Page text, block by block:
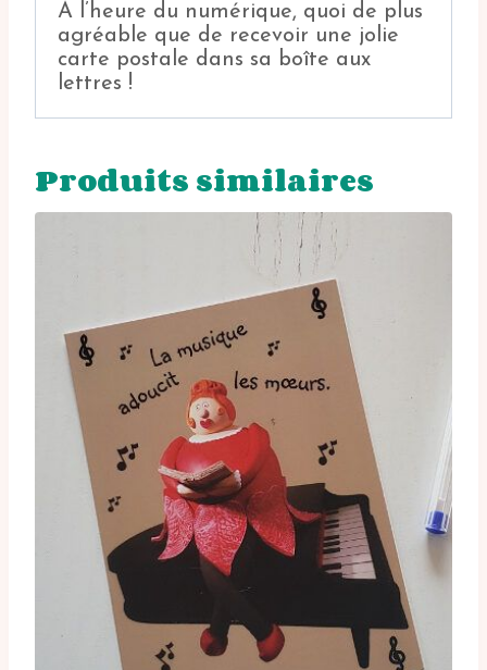
A l’heure du numérique, quoi de plus
agréable que de recevoir une jolie
carte postale dans sa boîte aux
lettres !
Produits similaires